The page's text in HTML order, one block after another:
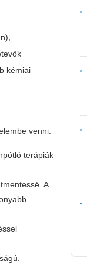
kémiai
venni:
terápiák
A